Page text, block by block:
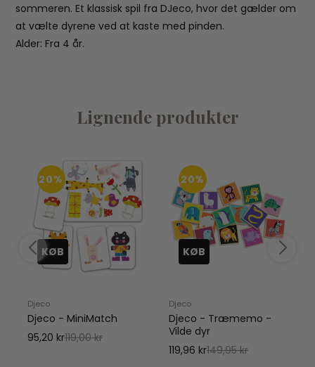
sommeren. Et klassisk spil fra DJeco, hvor det gælder om
at vælte dyrene ved at kaste med pinden.
Alder: Fra 4 år.
Lignende produkter
20%
KØB
Djeco
Djeco - MiniMatch
95,20 kr119,00 kr
20%
KØB
Djeco
Djeco - Træmemo -
Vilde dyr
119,96 kr149,95 kr